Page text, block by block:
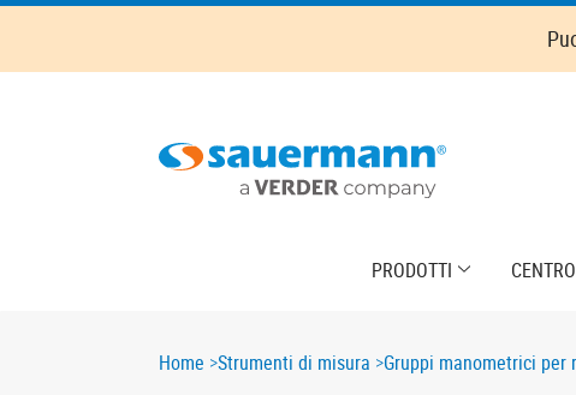
Skip
main
PRODOTTI
Breadcrumb
Home Strumenti di misura Gruppi manometrici per